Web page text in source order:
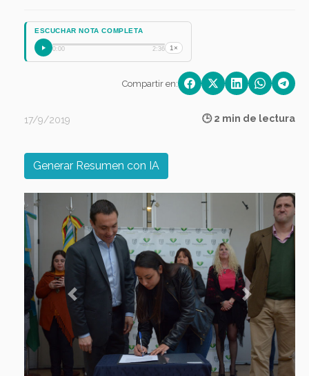
ESCUCHAR NOTA COMPLETA
0:00 2:36 1×
Compartir en:
17/9/2019 🕒 2 min de lectura
Generar Resumen con IA
Previous Next